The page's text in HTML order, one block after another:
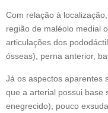
Com relação à
região de maléolo medial
articulações dos
ósseas), perna anterior,
Já os aspectos aparentes
que a arterial possui base
enegrecido), pouco